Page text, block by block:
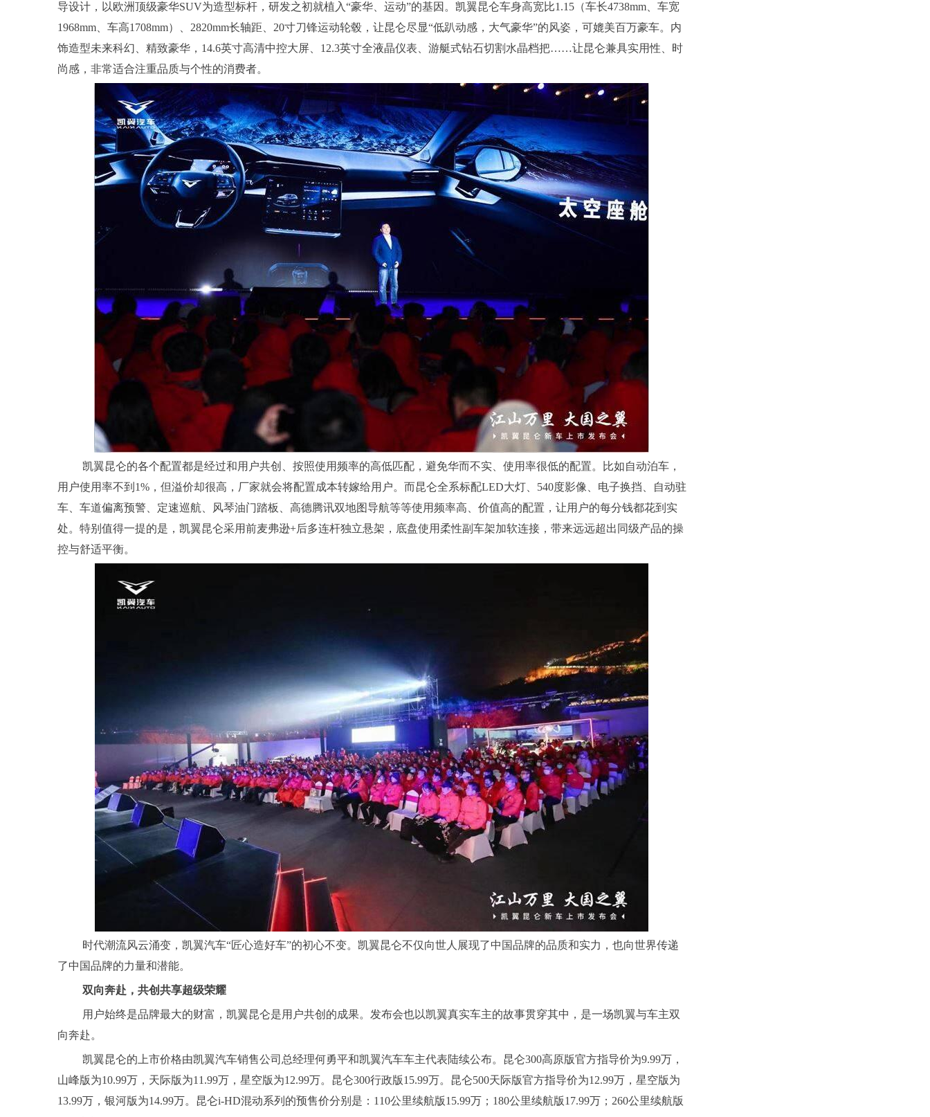
导设计，以欧洲顶级豪华SUV为造型标杆，研发之初就植入“豪华、运动”的基因。凯翼昆仑车身高宽比1.15（车长4738mm、车宽
1968mm、车高1708mm）、2820mm长轴距、20寸刀锋运动轮毂，让昆仑尽显“低趴动感，大气豪华”的风姿，可媲美百万豪车。内
饰造型未来科幻、精致豪华，14.6英寸高清中控大屏、12.3英寸全液晶仪表、游艇式钻石切割水晶档把……让昆仑兼具实用性、时
尚感，非常适合注重品质与个性的消费者。
凯翼昆仑的各个配置都是经过和用户共创、按照使用频率的高低匹配，避免华而不实、使用率很低的配置。比如自动泊车，
用户使用率不到1%，但溢价却很高，厂家就会将配置成本转嫁给用户。而昆仑全系标配LED大灯、540度影像、电子换挡、自动驻
车、车道偏离预警、定速巡航、风琴油门踏板、高德腾讯双地图导航等等使用频率高、价值高的配置，让用户的每分钱都花到实
处。特别值得一提的是，凯翼昆仑采用前麦弗逊+后多连杆独立悬架，底盘使用柔性副车架加软连接，带来远远超出同级产品的操
控与舒适平衡。
时代潮流风云涌变，凯翼汽车“匠心造好车”的初心不变。凯翼昆仑不仅向世人展现了中国品牌的品质和实力，也向世界传递
了中国品牌的力量和潜能。
双向奔赴，共创共享超级荣耀
用户始终是品牌最大的财富，凯翼昆仑是用户共创的成果。发布会也以凯翼真实车主的故事贯穿其中，是一场凯翼与车主双
向奔赴。
凯翼昆仑的上市价格由凯翼汽车销售公司总经理何勇平和凯翼汽车车主代表陆续公布。昆仑300高原版官方指导价为9.99万，
山峰版为10.99万，天际版为11.99万，星空版为12.99万。昆仑300行政版15.99万。昆仑500天际版官方指导价为12.99万，星空版为
13.99万，银河版为14.99万。昆仑i-HD混动系列的预售价分别是：110公里续航版15.99万；180公里续航版17.99万；260公里续航版